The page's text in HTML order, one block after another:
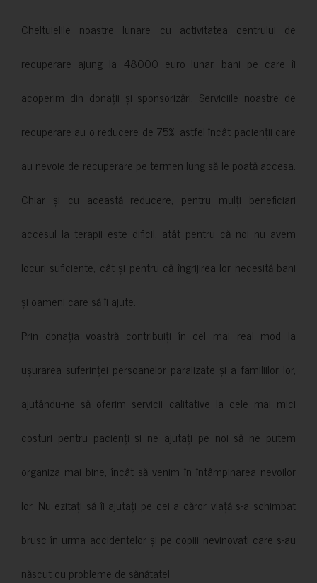
Cheltuielile noastre lunare cu activitatea centrului de
recuperare ajung la 48000 euro lunar, bani pe care îi
acoperim din donații și sponsorizări. Serviciile noastre de
recuperare au o reducere de 75%, astfel încât pacienții care
au nevoie de recuperare pe termen lung să le poată accesa.
Chiar și cu această reducere, pentru mulți beneficiari
accesul la terapii este dificil, atât pentru că noi nu avem
locuri suficiente, cât și pentru că îngrijirea lor necesită bani
și oameni care să îi ajute.
Prin donația voastră contribuiți în cel mai real mod la
ușurarea suferinței persoanelor paralizate și a familiilor lor,
ajutându-ne să oferim servicii calitative la cele mai mici
costuri pentru pacienți și ne ajutați pe noi să ne putem
organiza mai bine, încât să venim în întâmpinarea nevoilor
lor. Nu ezitați să îi ajutați pe cei a căror viață s-a schimbat
brusc în urma accidentelor și pe copiii nevinovati care s-au
născut cu probleme de sănătate!